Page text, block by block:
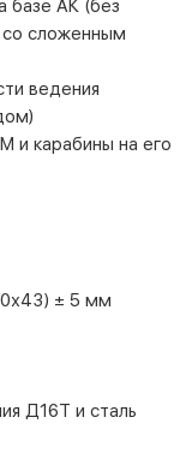
базе АК (без
сложенным
ведения
и карабины на его
± 5 мм
Д16Т и сталь